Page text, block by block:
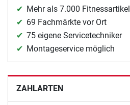
Mehr als 7.000 Fitnessartikel
69 Fachmärkte vor Ort
75 eigene Servicetechniker
Montageservice möglich
ZAHLARTEN